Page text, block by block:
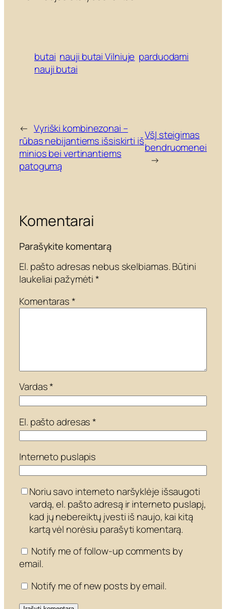
butai nauji butai Vilniuje parduodami
nauji butai
← Vyriški kombinezonai –
rūbas nebijantiems išsiskirti iš
minios bei vertinantiems
patogumą
VšĮ steigimas
bendruomenei
→
Komentarai
Parašykite komentarą
El. pašto adresas nebus skelbiamas.Būtini
laukeliai pažymėti*
Komentaras*
Vardas*
El. pašto adresas*
Interneto puslapis
Noriu savo interneto naršyklėje išsaugoti
vardą, el. pašto adresą ir interneto puslapį,
kad jų nebereiktų įvesti iš naujo, kai kitą
kartą vėl norėsiu parašyti komentarą.
Notify me of follow-up comments by
email.
Notify me of new posts by email.